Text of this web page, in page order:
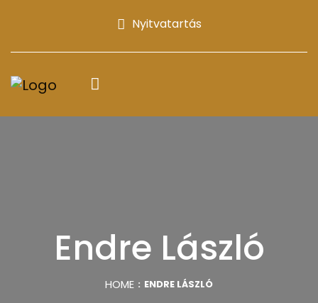
Nyitvatartás
Endre László
HOME ENDRE LÁSZLÓ